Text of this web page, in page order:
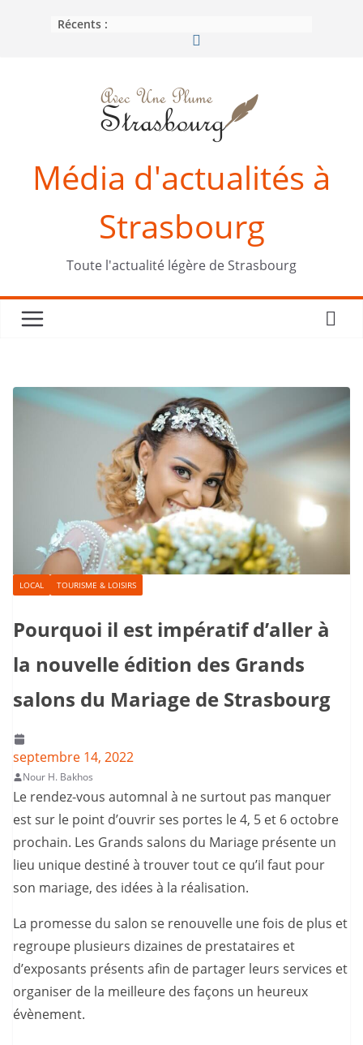
Récents :
Média d'actualités à
Strasbourg
Toute l'actualité légère de Strasbourg
LOCAL TOURISME & LOISIRS
Pourquoi il est impératif d’aller à
la nouvelle édition des Grands
salons du Mariage de Strasbourg
septembre 14, 2022
Nour H. Bakhos
Le rendez-vous automnal à ne surtout pas manquer
est sur le point d’ouvrir ses portes le 4, 5 et 6 octobre
prochain. Les Grands salons du Mariage présente un
lieu unique destiné à trouver tout ce qu’il faut pour
son mariage, des idées à la réalisation.
La promesse du salon se renouvelle une fois de plus et
regroupe plusieurs dizaines de prestataires et
d’exposants présents afin de partager leurs services et
organiser de la meilleure des façons un heureux
évènement.